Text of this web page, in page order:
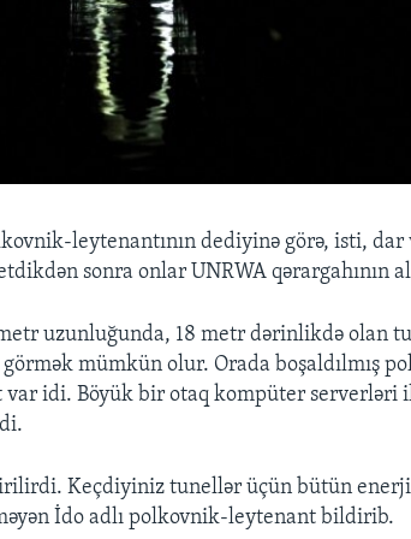
leytenantının dediyinə görə, isti, dar
sonra onlar UNRWA qərargahının
uzunluğunda, 18 metr dərinlikdə olan
mümkün olur. Orada boşaldılmış
idi. Böyük bir otaq kompüter serverləri
Keçdiyiniz tunellər üçün bütün
İdo adlı polkovnik-leytenant bildirib.